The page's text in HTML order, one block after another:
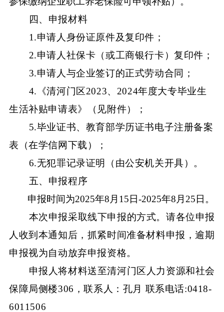
四、申报材料
1.申请人身份证原件及复印件；
2.申请人社保卡（或工商银行卡）复印件；
3.申请人与企业签订的正式劳动合同；
4.《清河门区2023、2024年度大专毕业生
生活补贴申请表》（见附件）；
5.毕业证书、教育部学历证书电子注册备案
表（在学信网下载）；
6.无犯罪记录证明（由公安机关开具）。
五、申报程序
申报时间为2025年8月15日-2025年8月25日。
本次申报采取线下申报的方式。请各位申报
人收到本通知后，抓紧时间准备材料申报，逾期
申报视为自动放弃申报资格。
申报人将材料送至清河门区人力资源和社会
保障局侧楼306，联系人：孔月 联系电话:0418-
6011506